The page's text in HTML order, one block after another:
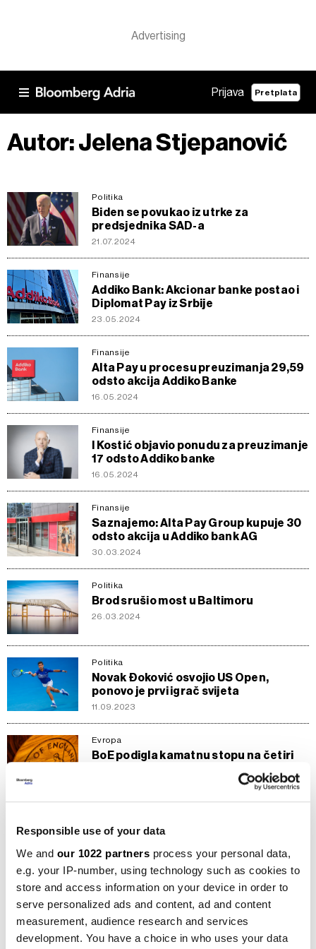
Responsible use of your data
We and our 1022 partners process your personal data,
e.g. your IP-number, using technology such as cookies to
store and access information on your device in order to
serve personalized ads and content, ad and content
measurement, audience research and services
development. You have a choice in who uses your data
Prijava Pretplata
Autor: Jelena Stjepanović
Politika
Biden se povukao iz utrke za
predsjednika SAD-a
21.07.2024
Finansije
Addiko Bank: Akcionar banke postao i
Diplomat Pay iz Srbije
23.05.2024
Finansije
Alta Pay u procesu preuzimanja 29,59
odsto akcija Addiko Banke
16.05.2024
Finansije
I Kostić objavio ponudu za preuzimanje
17 odsto Addiko banke
16.05.2024
Finansije
Saznajemo: Alta Pay Group kupuje 30
odsto akcija u Addiko bank AG
30.03.2024
Politika
Brod srušio most u Baltimoru
26.03.2024
Politika
Novak Đoković osvojio US Open,
ponovo je prvi igrač svijeta
11.09.2023
Evropa
BoE podigla kamatnu stopu na četiri
Oglasila se Elixir Grupa: Iscurilo 20
26.12.2022
Srbija dobija mandatara pet mjeseci
nakon izbora
27.08.2022